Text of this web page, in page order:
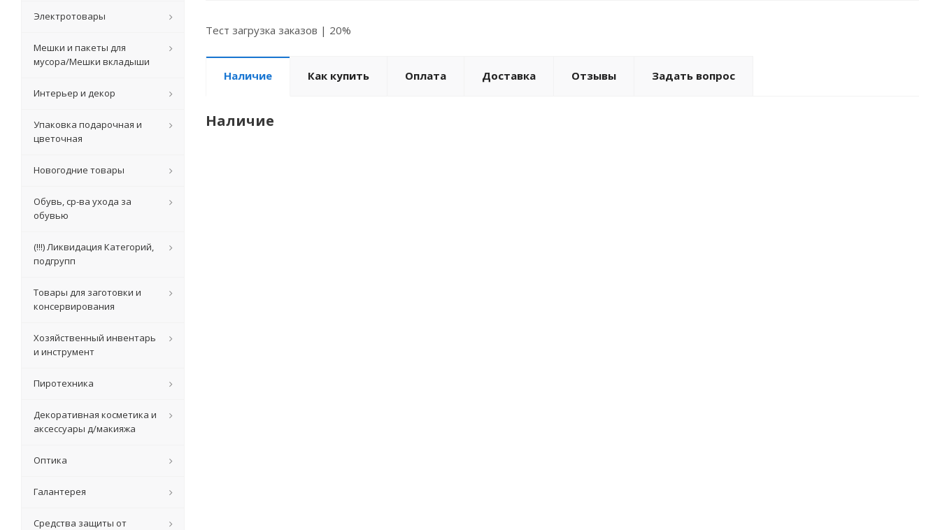
Тест загрузка заказов | 20%
Наличие Как купить Оплата Доставка Отзывы Задать вопрос
Наличие
Электротовары
Мешки и пакеты для
мусора/Мешки вкладыши
Интерьер и декор
Упаковка подарочная и
цветочная
Новогодние товары
Обувь, ср-ва ухода за
обувью
(!!!) Ликвидация Категорий,
подгрупп
Товары для заготовки и
консервирования
Хозяйственный инвентарь
и инструмент
Пиротехника
Декоративная косметика и
аксессуары д/макияжа
Оптика
Галантерея
Средства защиты от